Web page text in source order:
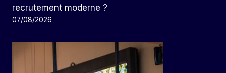
recrutement moderne ?
07/08/2026